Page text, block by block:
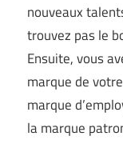
nouveaux
trouvez pas le
Ensuite, vous
marque de
marque
la marque